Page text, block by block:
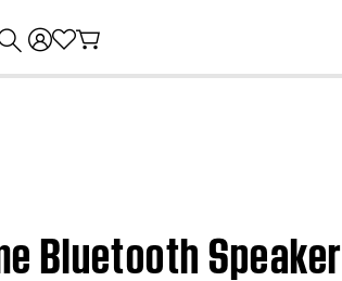
Bluetooth Speaker